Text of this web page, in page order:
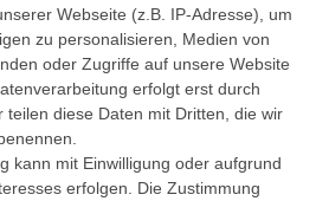
Webseite (z.B. IP-Adresse), um
zu personalisieren, Medien von
oder Zugriffe auf unsere Website
erfolgt erst durch
teilen diese Daten mit Dritten, die wir
kann mit Einwilligung oder aufgrund
erfolgen. Die Zustimmung